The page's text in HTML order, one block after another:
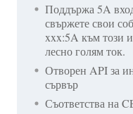
Поддържа 5A
свържете свои
xxx:5A към този
лесно голям ток.
Отворен API за
сървър
Съответства на